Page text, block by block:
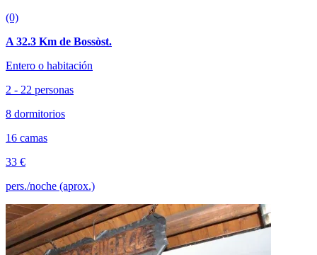
(0)
A 32.3 Km de Bossòst.
Entero o habitación
2 - 22 personas
8 dormitorios
16 camas
33 €
pers./noche (aprox.)